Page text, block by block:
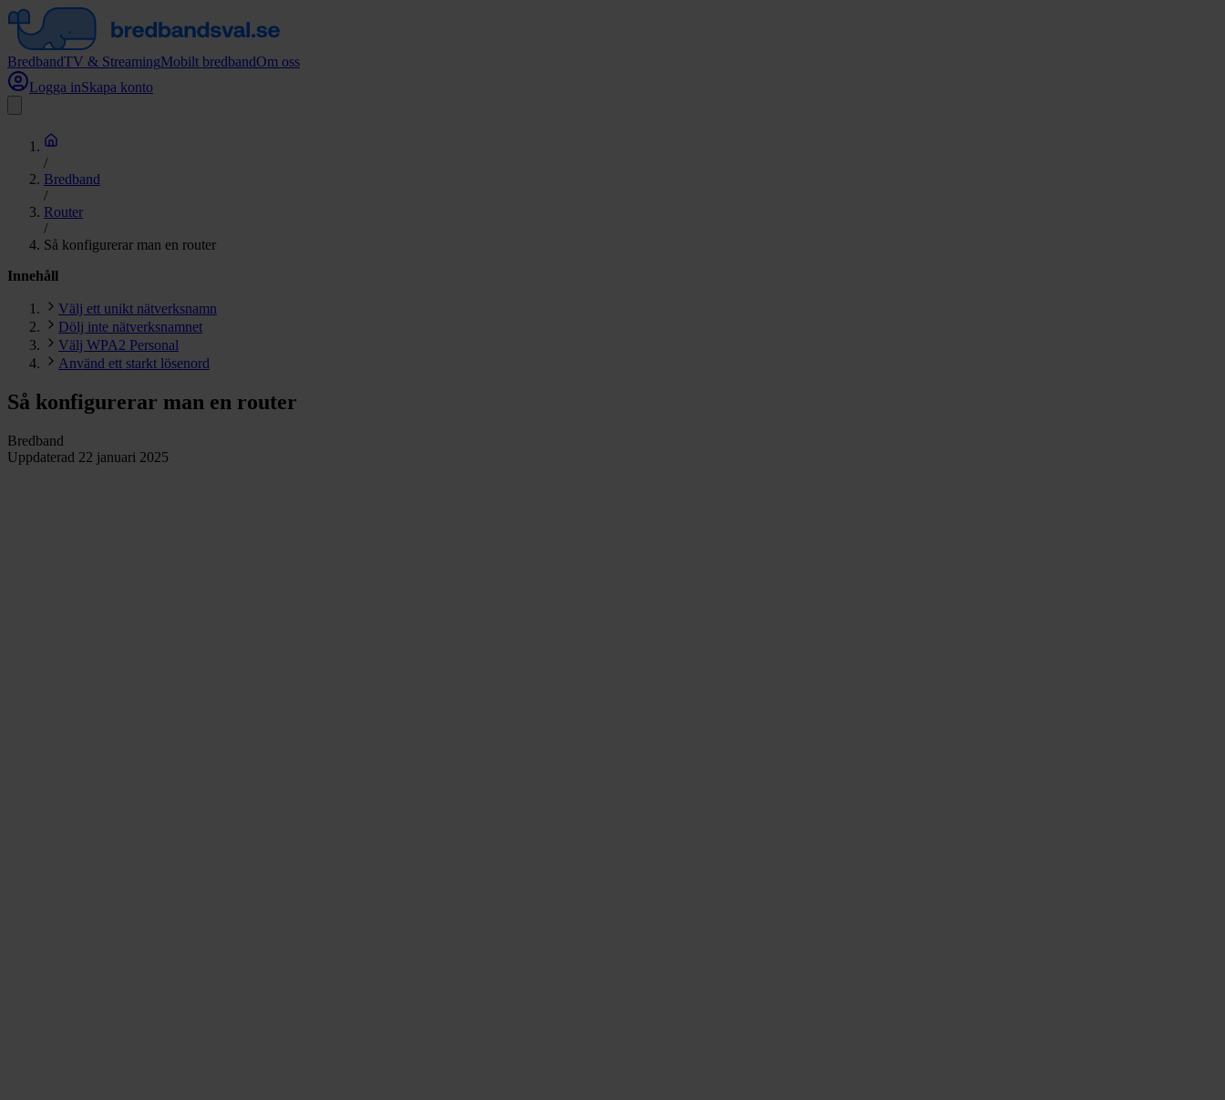
BredbandTV & StreamingMobilt bredbandOm oss
Logga inSkapa konto
/
Bredband
/
Router
/
Så konfigurerar man en router
Innehåll
Välj ett unikt nätverksnamn
Dölj inte nätverksnamnet
Välj WPA2 Personal
Använd ett starkt lösenord
Så konfigurerar man en router
Bredband
Uppdaterad 22 januari 2025